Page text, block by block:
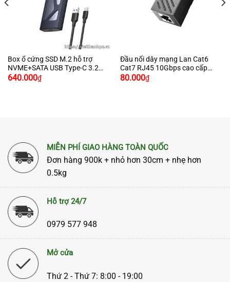
Box ổ cứng SSD M.2 hỗ trợ
NVME+SATA USB Type-C 3.2
GEN2 tốc độ 10Gbps Ugreen
Giá
640.000₫Giá
hiện
Đầu nối dây mạng Lan Cat6
Cat7 RJ45 10Gbps cao cấp
chính hãng Ugreen 20390 màu
80.000₫
MIỄN PHÍ GIAO HÀNG TOÀN QUỐC
Đơn hàng 900k + nhỏ hơn 30cm + nhẹ hơn
0.5kg
Hỗ trợ 24/7
0979 577 948
Mở cửa
Thứ 2 - Thứ 7: 8:00 - 19:00